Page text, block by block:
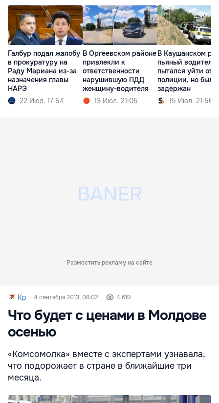
Галбур подал жалобу
в прокуратуру на
Раду Мариана из-за
назначения главы
НАРЭ
22 Июл. 17:54
В Оргеевском районе
привлекли к
ответственности
нарушившую ПДД
женщину-водителя
13 Июл. 21:05
В Каушанском
пьяный водитель
пытался уйти от
полиции, но был
задержан
15 Июл. 21:56
Разместить рекламу на сайте
Kp 4 сентября 2013, 08:02 4 619
Что будет с ценами в Молдове
осенью
«Комсомолка» вместе с экспертами узнавала,
что подорожает в стране в ближайшие три
месяца.